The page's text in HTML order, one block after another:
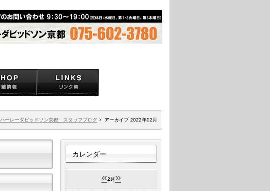
ハーレーダビッドソン京都 スタッフブログ アーカイブ 2022年02月
カレンダー
«2月 »